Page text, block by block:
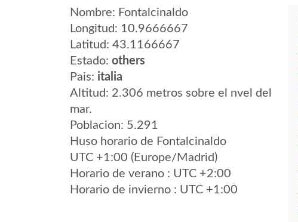
Nombre: Fontalcinaldo
Longitud: 10.9666667
Latitud: 43.1166667
Estado: others
Pais: italia
Altitud: 2.306 metros sobre el nvel del
mar.
Poblacion: 5.291
Huso horario de Fontalcinaldo
UTC +1:00 (Europe/Madrid)
Horario de verano : UTC +2:00
Horario de invierno : UTC +1:00